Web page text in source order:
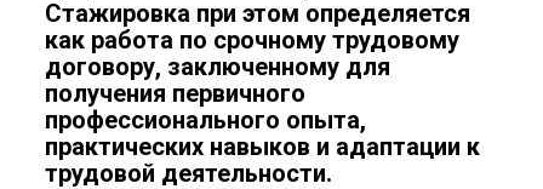
Стажировка при этом определяется
как работа по срочному трудовому
договору, заключенному для
получения первичного
профессионального опыта,
практических навыков и адаптации к
трудовой деятельности.